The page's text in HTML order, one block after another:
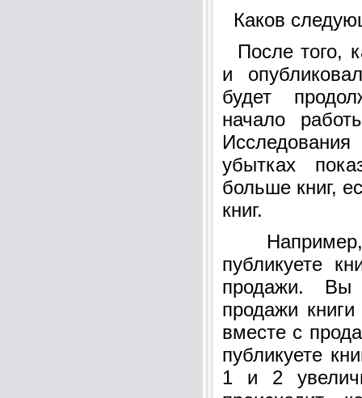
Каков
После того,
и
будет
начало
убытках
больше книг,
книг.
Например,
публикуете
продажи. Вы
продажи
вместе с
публикуете
1 и 2